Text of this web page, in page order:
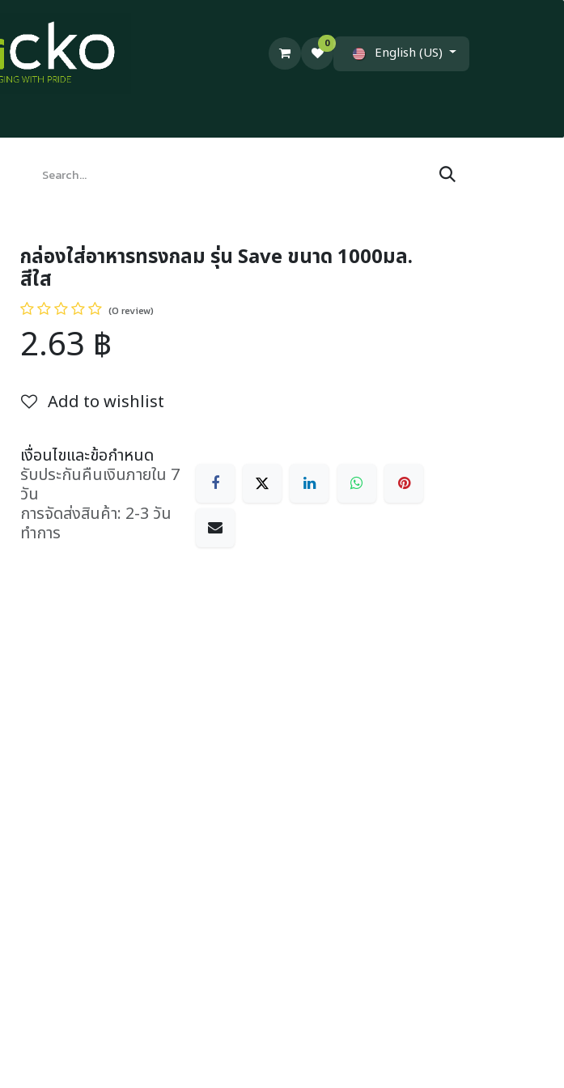
0
English (US)
กล่องใส่อาหารทรงกลม รุ่น Save ขนาด 1000มล.
สีใส
(0 review)
2.63 ฿
Add to wishlist
เงื่อนไขและข้อกำหนด
รับประกันคืนเงินภายใน 7
วัน
การจัดส่งสินค้า: 2-3 วัน
ทำการ